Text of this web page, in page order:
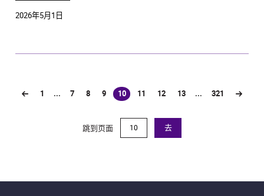
2026年5月1日
1 ... 7 8 9 10
(current)
11 12 13 ... 321
跳到页面 去